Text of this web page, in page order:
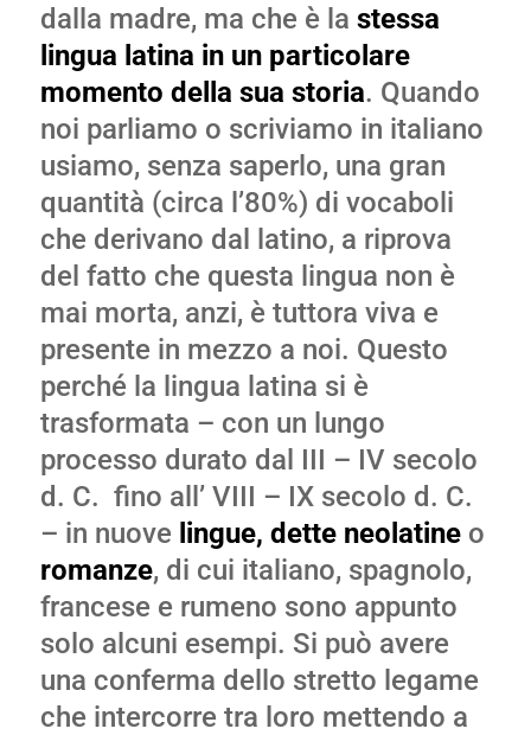
dalla madre, ma che è la stessa
lingua latina in un particolare
momento della sua storia. Quando
noi parliamo o scriviamo in italiano
usiamo, senza saperlo, una gran
quantità (circa l’80%) di vocaboli
che derivano dal latino, a riprova
del fatto che questa lingua non è
mai morta, anzi, è tuttora viva e
presente in mezzo a noi. Questo
perché la lingua latina si è
trasformata – con un lungo
processo durato dal III – IV secolo
d. C. fino all’ VIII – IX secolo d. C.
– in nuove lingue, dette neolatineo
romanze, di cui italiano, spagnolo,
francese e rumeno sono appunto
solo alcuni esempi. Si può avere
una conferma dello stretto legame
che intercorre tra loro mettendo a